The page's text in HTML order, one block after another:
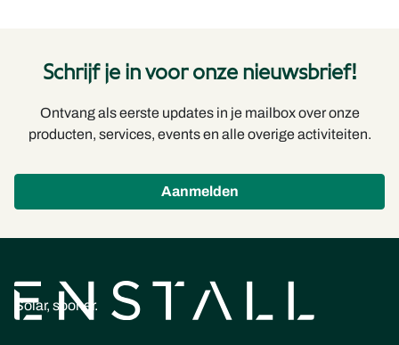
Schrijf je in voor onze nieuwsbrief!
Ontvang als eerste updates in je mailbox over onze
producten, services, events en alle overige activiteiten.
Aanmelden
Solar, sooner.